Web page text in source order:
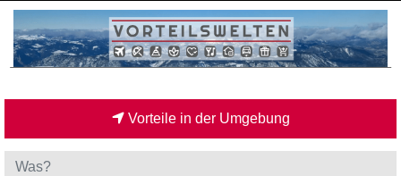
Vorteile in der Umgebung